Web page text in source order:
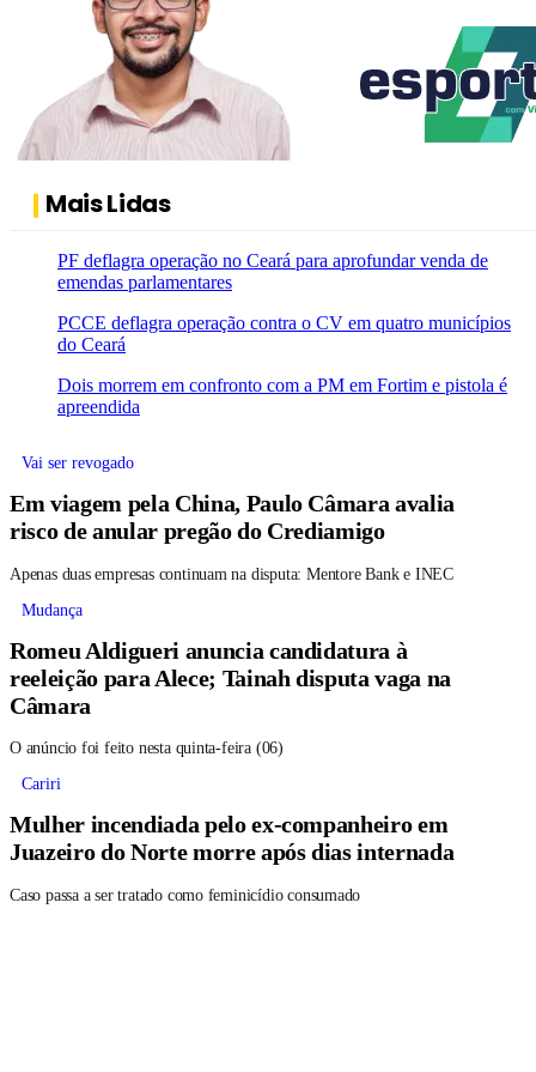
Mais Lidas
PF deflagra operação no Ceará para aprofundar venda de
emendas parlamentares
PCCE deflagra operação contra o CV em quatro municípios
do Ceará
Dois morrem em confronto com a PM em Fortim e pistola é
apreendida
Vai ser revogado
Em viagem pela China, Paulo Câmara avalia
risco de anular pregão do Crediamigo
Apenas duas empresas continuam na disputa: Mentore Bank e INEC
Mudança
Romeu Aldigueri anuncia candidatura à
reeleição para Alece; Tainah disputa vaga na
Câmara
O anúncio foi feito nesta quinta-feira (06)
Cariri
Mulher incendiada pelo ex-companheiro em
Juazeiro do Norte morre após dias internada
Caso passa a ser tratado como feminicídio consumado